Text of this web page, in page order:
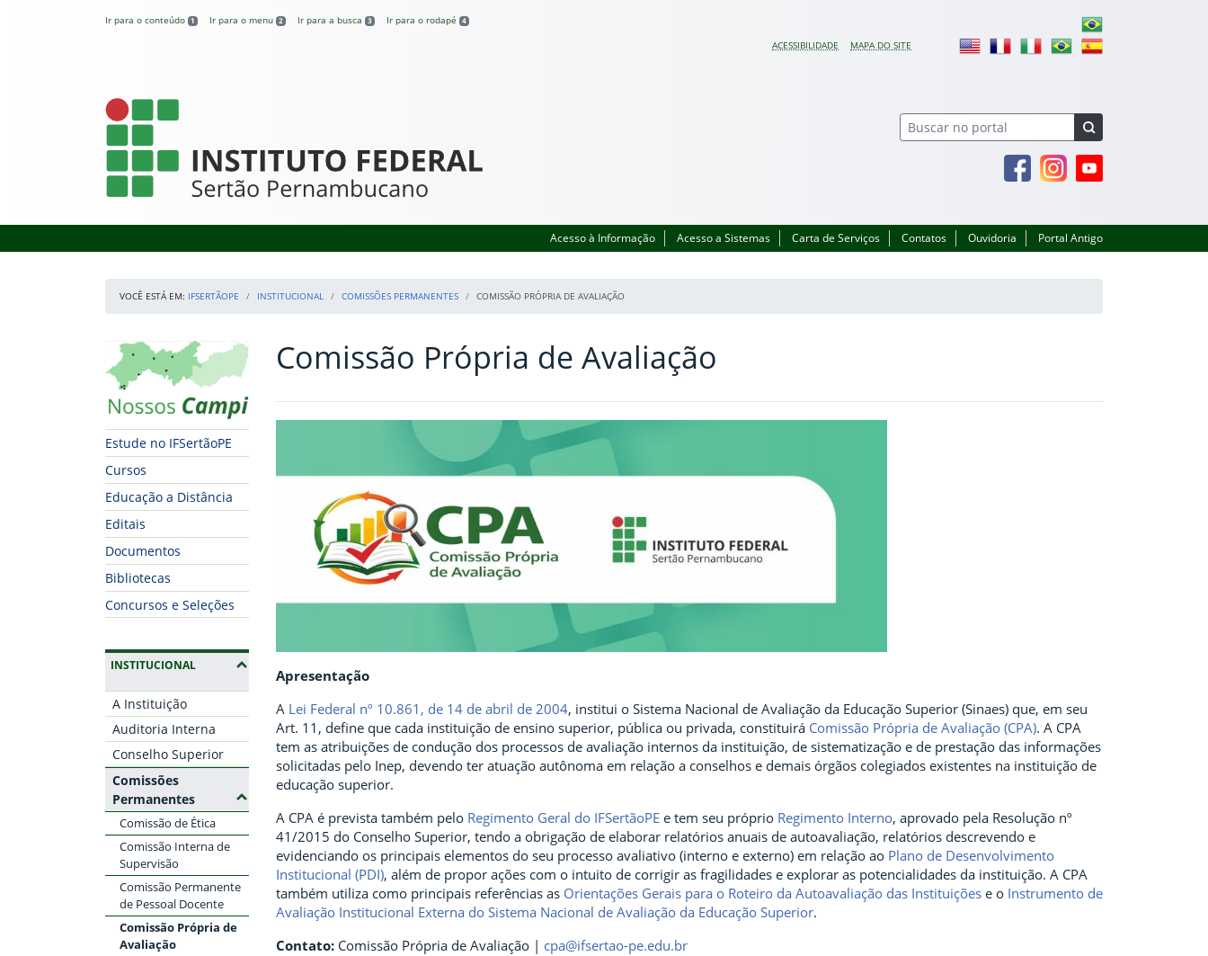
Ir para o conteúdo 1 Ir para o menu 2 Ir para a busca 3 Ir para o rodapé 4
ACESSIBILIDADE MAPA DO SITE
IFSertãoPE
FacebookInstagramYoutube
Acesso à Informação Acesso a Sistemas Carta de Serviços Contatos Ouvidoria Portal Antigo
VOCÊ ESTÁ EM: IFSERTÃOPE INSTITUCIONAL COMISSÕES PERMANENTES COMISSÃO PRÓPRIA DE AVALIAÇÃO
Início da navegação
Mapa Campi
Estude no IFSertãoPE
Cursos
Educação a Distância
Editais
Documentos
Bibliotecas
Concursos e Seleções
INSTITUCIONAL(OCULTAR SUBMENUS)
A Instituição
Auditoria Interna
Conselho Superior
Comissões
Permanentes(Ocultar submenus)
Comissão de Ética
Comissão Interna de
Supervisão
Comissão Permanente
de Pessoal Docente
Comissão Própria de
Avaliação
Início do conteúdo
Comissão Própria de Avaliação
Apresentação
A Lei Federal nº 10.861, de 14 de abril de 2004, institui o Sistema Nacional de Avaliação da Educação Superior (Sinaes) que, em seu
Art. 11, define que cada instituição de ensino superior, pública ou privada, constituirá Comissão Própria de Avaliação (CPA). A CPA
tem as atribuições de condução dos processos de avaliação internos da instituição, de sistematização e de prestação das informações
solicitadas pelo Inep, devendo ter atuação autônoma em relação a conselhos e demais órgãos colegiados existentes na instituição de
educação superior.
A CPA é prevista também pelo Regimento Geral do IFSertãoPE e tem seu próprio Regimento Interno, aprovado pela Resolução nº
41/2015 do Conselho Superior, tendo a obrigação de elaborar relatórios anuais de autoavaliação, relatórios descrevendo e
evidenciando os principais elementos do seu processo avaliativo (interno e externo) em relação ao Plano de Desenvolvimento
Institucional (PDI), além de propor ações com o intuito de corrigir as fragilidades e explorar as potencialidades da instituição. A CPA
também utiliza como principais referências as Orientações Gerais para o Roteiro da Autoavaliação das Instituições e o Instrumento de
Avaliação Institucional Externa do Sistema Nacional de Avaliação da Educação Superior.
Contato: Comissão Própria de Avaliação | cpa@ifsertao-pe.edu.br